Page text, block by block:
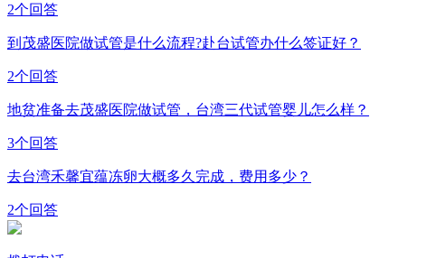
2个回答
到茂盛医院做试管是什么流程?赴台试管办什么签证好？
2个回答
地贫准备去茂盛医院做试管，台湾三代试管婴儿怎么样？
3个回答
去台湾禾馨宜蕴冻卵大概多久完成，费用多少？
2个回答